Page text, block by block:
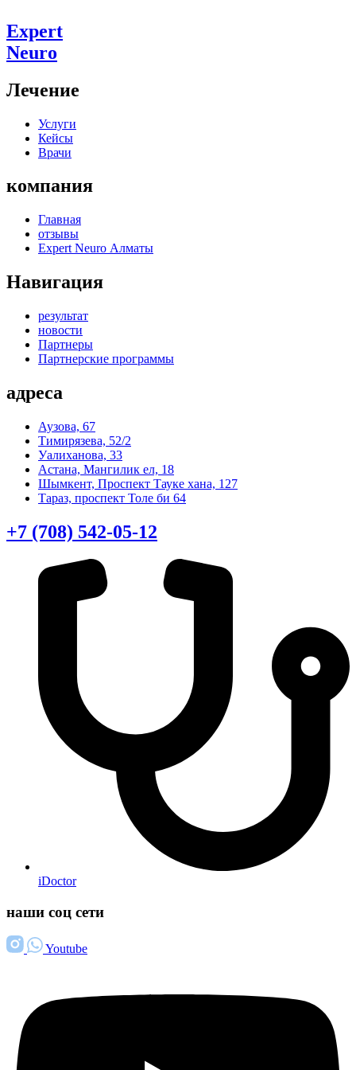
Expert
Neuro
Лечение
Услуги
Кейсы
Врачи
компания
Главная
отзывы
Expert Neuro Алматы
Навигация
результат
новости
Партнеры
Партнерские программы
адреса
Аузова, 67
Тимирязева, 52/2
Уалиханова, 33
Астана, Мангилик ел, 18
Шымкент, Проспект Тауке хана, 127
Тараз, проспект Толе би 64
+7 (708) 542-05-12
iDoctor
наши соц сети
Youtube